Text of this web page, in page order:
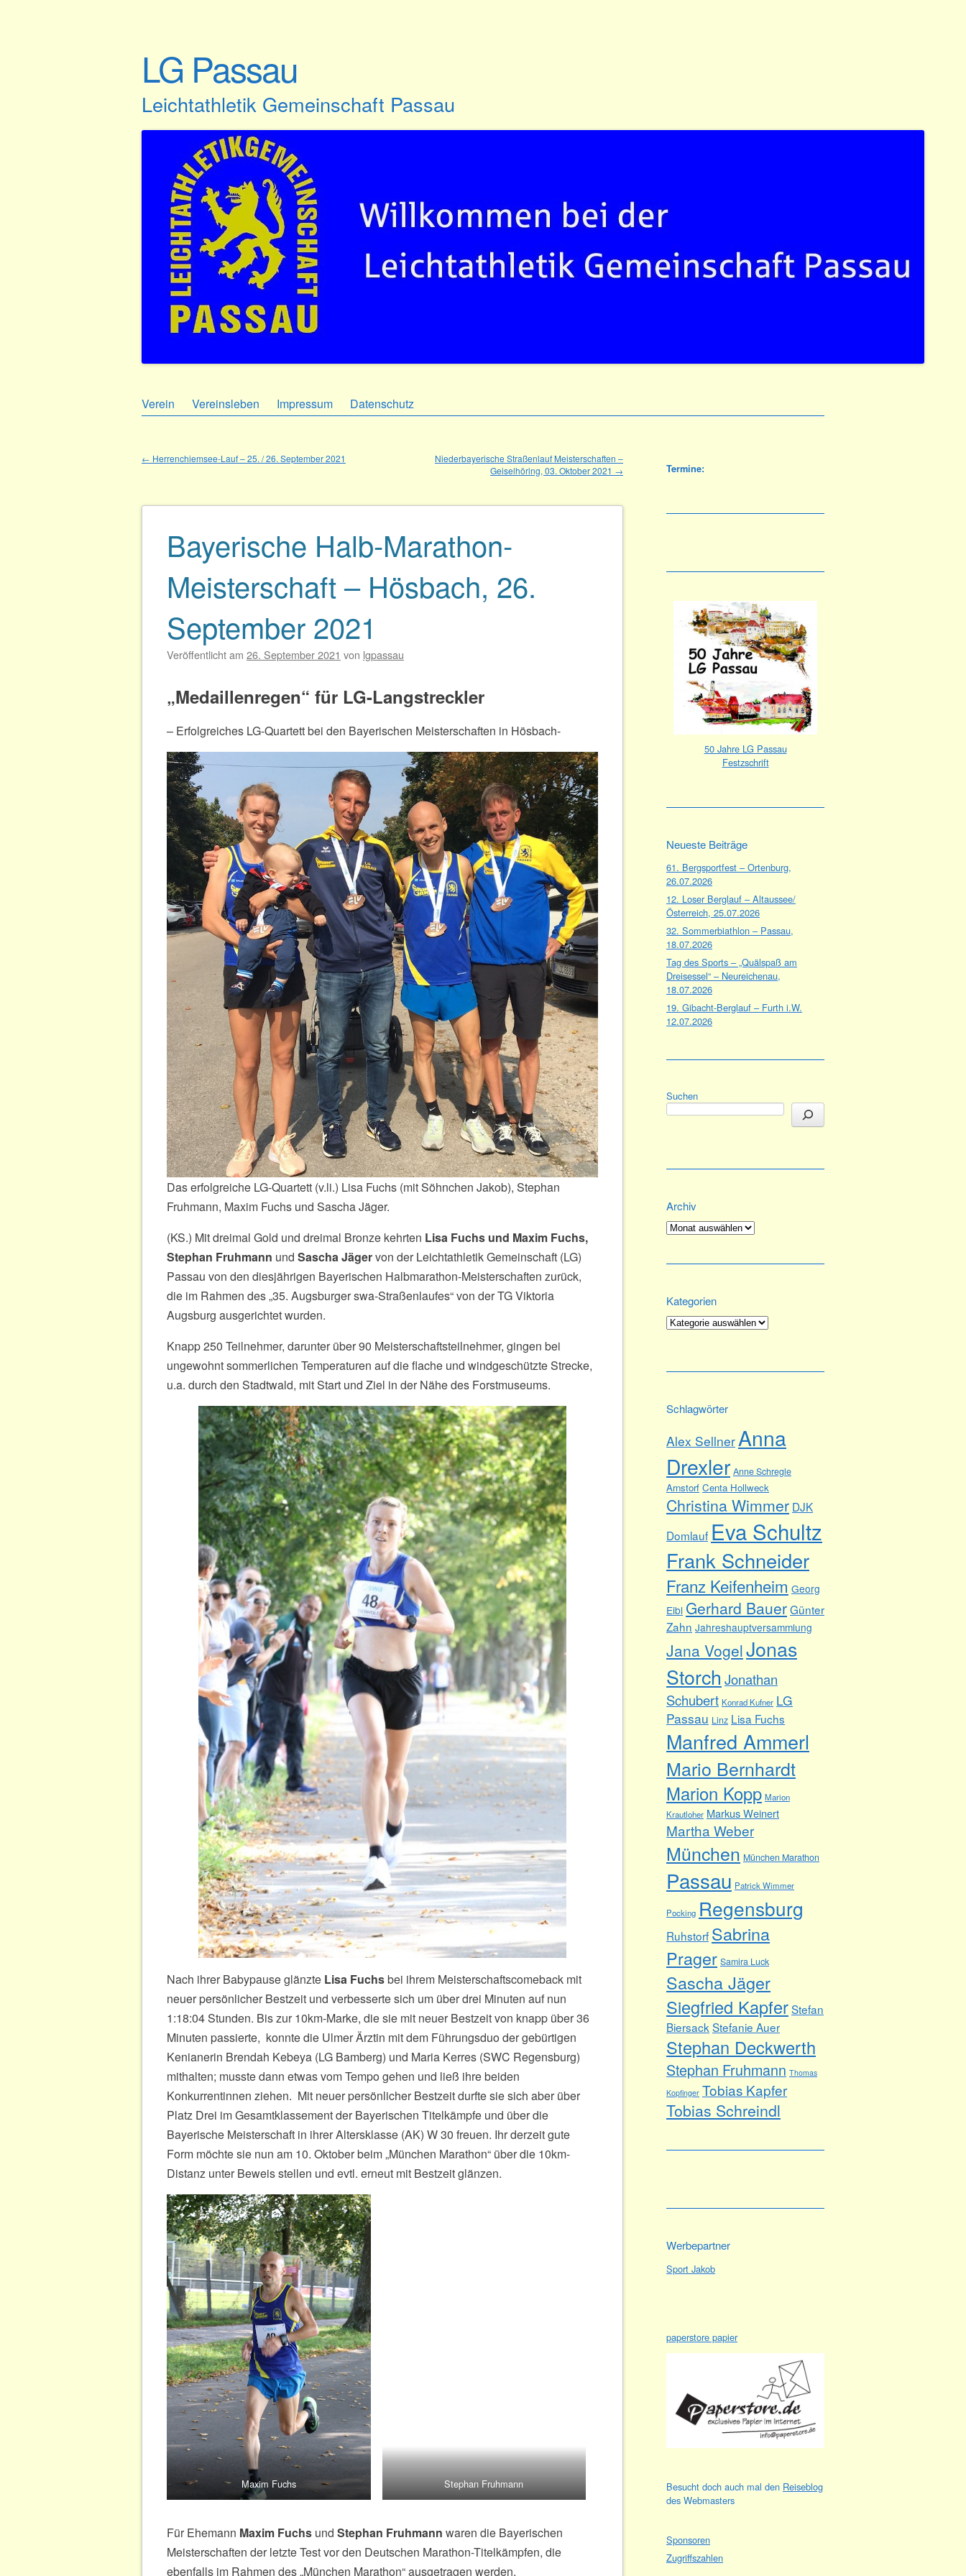
LG Passau
Leichtathletik Gemeinschaft Passau
Zum
Verein Vereinsleben Impressum Datenschutz
← Herrenchiemsee-Lauf – 25. / 26. September 2021
Niederbayerische Straßenlauf Meisterschaften –
Geiselhöring, 03. Oktober 2021 →
Bayerische Halb-Marathon-
Meisterschaft – Hösbach, 26.
September 2021
Veröffentlicht am 26. September 2021 von lgpassau
„Medaillenregen“ für LG-Langstreckler
– Erfolgreiches LG-Quartett bei den Bayerischen Meisterschaften in Hösbach-
Das erfolgreiche LG-Quartett (v.li.) Lisa Fuchs (mit Söhnchen Jakob), Stephan
Fruhmann, Maxim Fuchs und Sascha Jäger.
(KS.) Mit dreimal Gold und dreimal Bronze kehrten Lisa Fuchs und Maxim Fuchs,
Stephan Fruhmann und Sascha Jägervon der Leichtathletik Gemeinschaft (LG)
Passau von den diesjährigen Bayerischen Halbmarathon-Meisterschaften zurück,
die im Rahmen des „35. Augsburger swa-Straßenlaufes“ von der TG Viktoria
Augsburg ausgerichtet wurden.
Knapp 250 Teilnehmer, darunter über 90 Meisterschaftsteilnehmer, gingen bei
ungewohnt sommerlichen Temperaturen auf die flache und windgeschützte Strecke,
u.a. durch den Stadtwald, mit Start und Ziel in der Nähe des Forstmuseums.
Nach ihrer Babypause glänzte Lisa Fuchsbei ihrem Meisterschaftscomeback mit
neuer persönlicher Bestzeit und verbesserte sich um über drei Minuten auf nun
1:18:04 Stunden. Bis zur 10km-Marke, die sie mit neuer Bestzeit von knapp über 36
Minuten passierte, konnte die Ulmer Ärztin mit dem Führungsduo der gebürtigen
Kenianerin Brendah Kebeya (LG Bamberg) und Maria Kerres (SWC Regensburg)
mithalten; musste dann etwas vom Tempo gehen und ließ ihre beiden
Konkurrentinnen ziehen. Mit neuer persönlicher Bestzeit durfte sie sich aber über
Platz Drei im Gesamtklassement der Bayerischen Titelkämpfe und über die
Bayerische Meisterschaft in ihrer Altersklasse (AK) W 30 freuen. Ihr derzeit gute
Form möchte sie nun am 10. Oktober beim „München Marathon“ über die 10km-
Distanz unter Beweis stellen und evtl. erneut mit Bestzeit glänzen.
Maxim Fuchs Stephan Fruhmann
Für Ehemann Maxim Fuchs und Stephan Fruhmann waren die Bayerischen
Meisterschaften der letzte Test vor den Deutschen Marathon-Titelkämpfen, die
ebenfalls im Rahmen des „München Marathon“ ausgetragen werden.
Termine:
50 Jahre LG Passau
Festzschrift
Neueste Beiträge
61. Bergsportfest – Ortenburg,
26.07.2026
12. Loser Berglauf – Altaussee/
Österreich, 25.07.2026
32. Sommerbiathlon – Passau,
18.07.2026
Tag des Sports – „Quälspaß am
Dreisessel“ – Neureichenau,
18.07.2026
19. Gibacht-Berglauf – Furth i.W.
12.07.2026
Suchen
Archiv
Archiv
Kategorien
Kategorien
Schlagwörter
Alex Sellner Anna
Drexler Anne Schregle
Arnstorf Centa Hollweck
Christina Wimmer DJK
Domlauf Eva Schultz
Frank Schneider
Franz Keifenheim Georg
Eibl Gerhard BauerGünter
Zahn Jahreshauptversammlung
Jana VogelJonas
Storch Jonathan
Schubert Konrad Kufner LG
Passau Linz Lisa Fuchs
Manfred Ammerl
Mario Bernhardt
Marion Kopp Marion
Krautloher Markus Weinert
Martha Weber
München München Marathon
Passau Patrick Wimmer
Pocking Regensburg
Ruhstorf Sabrina
Prager Samira Luck
Sascha Jäger
Siegfried KapferStefan
Biersack Stefanie Auer
Stephan Deckwerth
Stephan Fruhmann Thomas
Kopfinger Tobias Kapfer
Tobias Schreindl
Werbepartner
Sport Jakob
paperstore papier
Besucht doch auch mal den Reiseblog
des Webmasters
Sponsoren
Zugriffszahlen